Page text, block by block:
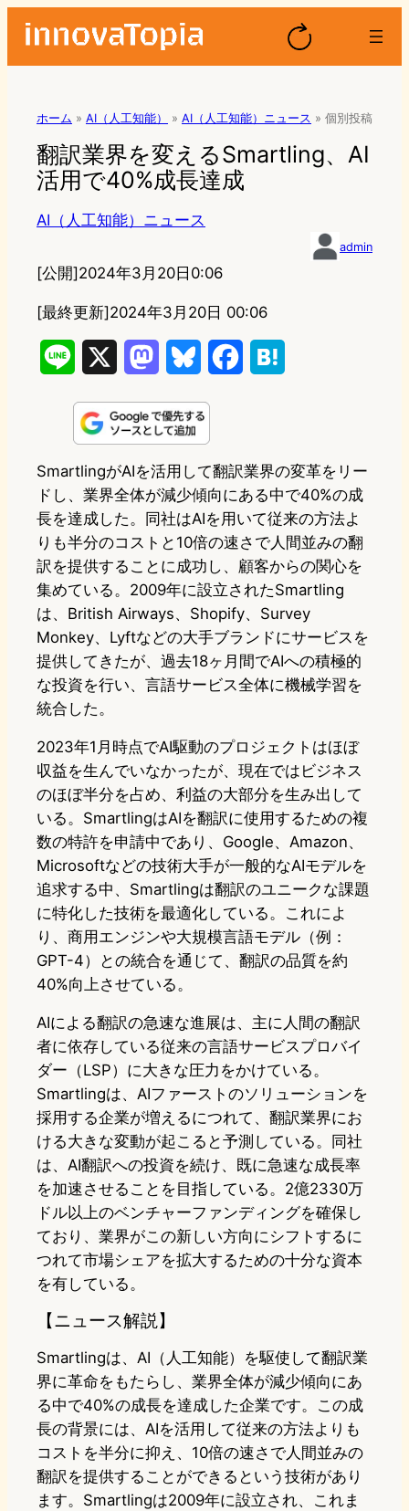
ホーム » AI（人工知能） » AI（人工知能）ニュース » 個別投稿
翻訳業界を変えるSmartling、AI
活用で40%成長達成
AI（人工知能）ニュース
admin
[公開]2024年3月20日0:06
[最終更新]2024年3月20日 00:06
n
e
s
t
o
d
o
n
u
s
k
y
e
b
o
o
k
e
n
a
SmartlingがAIを活用して翻訳業界の変革をリー
ドし、業界全体が減少傾向にある中で40%の成
長を達成した。同社はAIを用いて従来の方法よ
りも半分のコストと10倍の速さで人間並みの翻
訳を提供することに成功し、顧客からの関心を
集めている。2009年に設立されたSmartling
は、British Airways、Shopify、Survey
Monkey、Lyftなどの大手ブランドにサービスを
提供してきたが、過去18ヶ月間でAIへの積極的
な投資を行い、言語サービス全体に機械学習を
統合した。
2023年1月時点でAI駆動のプロジェクトはほぼ
収益を生んでいなかったが、現在ではビジネス
のほぼ半分を占め、利益の大部分を生み出して
いる。SmartlingはAIを翻訳に使用するための複
数の特許を申請中であり、Google、Amazon、
Microsoftなどの技術大手が一般的なAIモデルを
追求する中、Smartlingは翻訳のユニークな課題
に特化した技術を最適化している。これによ
り、商用エンジンや大規模言語モデル（例：
GPT-4）との統合を通じて、翻訳の品質を約
40%向上させている。
AIによる翻訳の急速な進展は、主に人間の翻訳
者に依存している従来の言語サービスプロバイ
ダー（LSP）に大きな圧力をかけている。
Smartlingは、AIファーストのソリューションを
採用する企業が増えるにつれて、翻訳業界にお
ける大きな変動が起こると予測している。同社
は、AI翻訳への投資を続け、既に急速な成長率
を加速させることを目指している。2億2330万
ドル以上のベンチャーファンディングを確保し
ており、業界がこの新しい方向にシフトするに
つれて市場シェアを拡大するための十分な資本
を有している。
【ニュース解説】
Smartlingは、AI（人工知能）を駆使して翻訳業
界に革命をもたらし、業界全体が減少傾向にあ
る中で40%の成長を達成した企業です。この成
長の背景には、AIを活用して従来の方法よりも
コストを半分に抑え、10倍の速さで人間並みの
翻訳を提供することができるという技術があり
ます。Smartlingは2009年に設立され、これま